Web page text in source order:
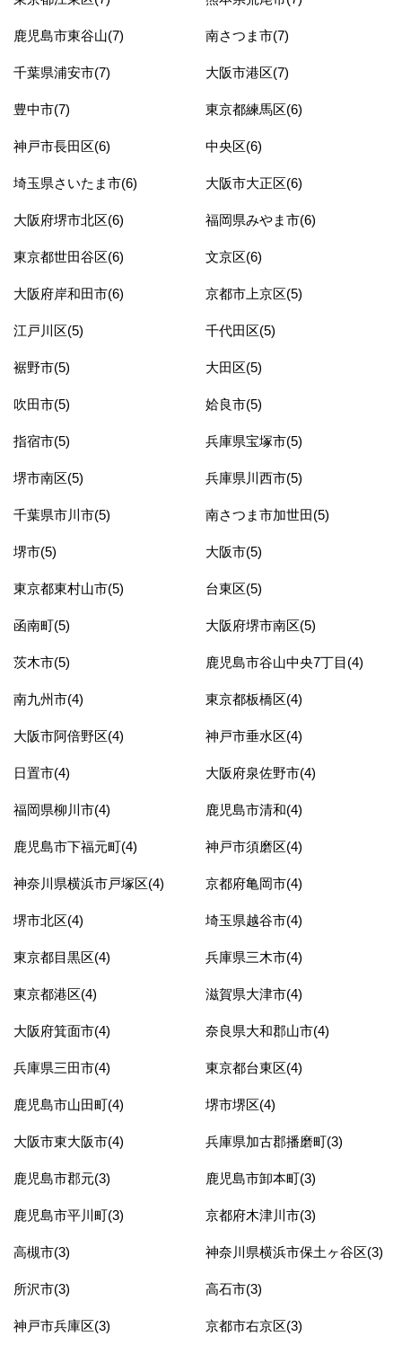
鹿児島市東谷山(7) 南さつま市(7)
千葉県浦安市(7) 大阪市港区(7)
豊中市(7) 東京都練馬区(6)
神戸市長田区(6) 中央区(6)
埼玉県さいたま市(6) 大阪市大正区(6)
大阪府堺市北区(6) 福岡県みやま市(6)
東京都世田谷区(6) 文京区(6)
大阪府岸和田市(6) 京都市上京区(5)
江戸川区(5) 千代田区(5)
裾野市(5) 大田区(5)
吹田市(5) 姶良市(5)
指宿市(5) 兵庫県宝塚市(5)
堺市南区(5) 兵庫県川西市(5)
千葉県市川市(5) 南さつま市加世田(5)
堺市(5) 大阪市(5)
東京都東村山市(5) 台東区(5)
函南町(5) 大阪府堺市南区(5)
茨木市(5) 鹿児島市谷山中央7丁目(4)
南九州市(4) 東京都板橋区(4)
大阪市阿倍野区(4) 神戸市垂水区(4)
日置市(4) 大阪府泉佐野市(4)
福岡県柳川市(4) 鹿児島市清和(4)
鹿児島市下福元町(4) 神戸市須磨区(4)
神奈川県横浜市戸塚区(4) 京都府亀岡市(4)
堺市北区(4) 埼玉県越谷市(4)
東京都目黒区(4) 兵庫県三木市(4)
東京都港区(4) 滋賀県大津市(4)
大阪府箕面市(4) 奈良県大和郡山市(4)
兵庫県三田市(4) 東京都台東区(4)
鹿児島市山田町(4) 堺市堺区(4)
大阪市東大阪市(4) 兵庫県加古郡播磨町(3)
鹿児島市郡元(3) 鹿児島市卸本町(3)
鹿児島市平川町(3) 京都府木津川市(3)
高槻市(3) 神奈川県横浜市保土ヶ谷区(3)
所沢市(3) 高石市(3)
神戸市兵庫区(3) 京都市右京区(3)